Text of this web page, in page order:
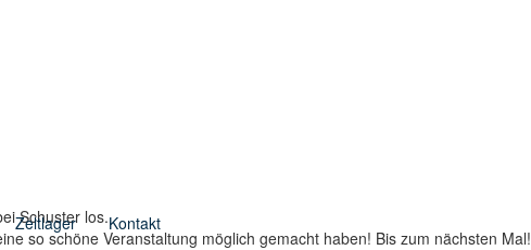
Zeltlager Kontakt
Schuster los.
so schöne Veranstaltung möglich gemacht haben! Bis zum nächsten Mal!